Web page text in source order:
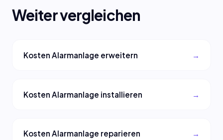
Weiter vergleichen
Kosten Alarmanlage erweitern
Kosten Alarmanlage installieren
Kosten Alarmanlage reparieren